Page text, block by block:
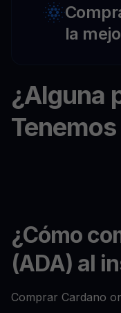
la
¿Alguna
¿Cómo
(ADA) al
Comprar Cardano